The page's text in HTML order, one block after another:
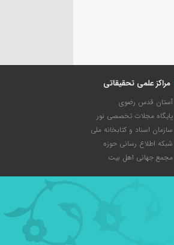
مراکز علمی تحقیقاتی
آستان قدس رضوی
پایگاه مجلات تخصصی نور
سازمان اسناد و کتابخانه ملی
شبکه اطلاع رسانی حوزه
مجمع جهانی اهل بیت